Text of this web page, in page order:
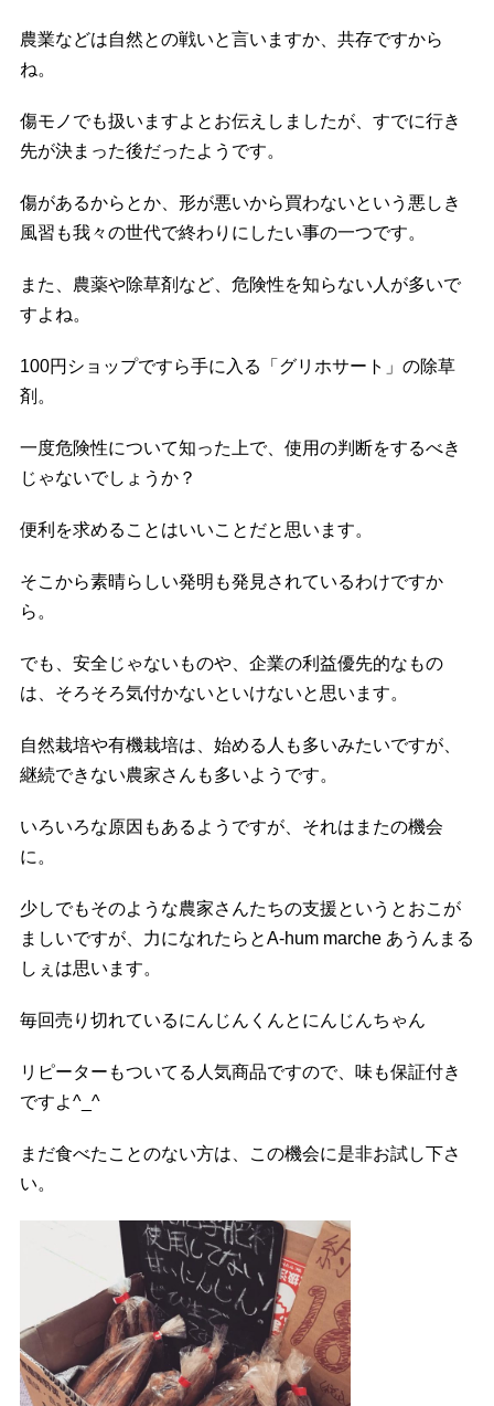
農業などは自然との戦いと言いますか、共存ですから
ね。
傷モノでも扱いますよとお伝えしましたが、すでに行き
先が決まった後だったようです。
傷があるからとか、形が悪いから買わないという悪しき
風習も我々の世代で終わりにしたい事の一つです。
また、農薬や除草剤など、危険性を知らない人が多いで
すよね。
100円ショップですら手に入る「グリホサート」の除草
剤。
一度危険性について知った上で、使用の判断をするべき
じゃないでしょうか？
便利を求めることはいいことだと思います。
そこから素晴らしい発明も発見されているわけですか
ら。
でも、安全じゃないものや、企業の利益優先的なもの
は、そろそろ気付かないといけないと思います。
自然栽培や有機栽培は、始める人も多いみたいですが、
継続できない農家さんも多いようです。
いろいろな原因もあるようですが、それはまたの機会
に。
少しでもそのような農家さんたちの支援というとおこが
ましいですが、力になれたらとA-hum marche あうんまる
しぇは思います。
毎回売り切れているにんじんくんとにんじんちゃん
リピーターもついてる人気商品ですので、味も保証付き
ですよ^_^
まだ食べたことのない方は、この機会に是非お試し下さ
い。